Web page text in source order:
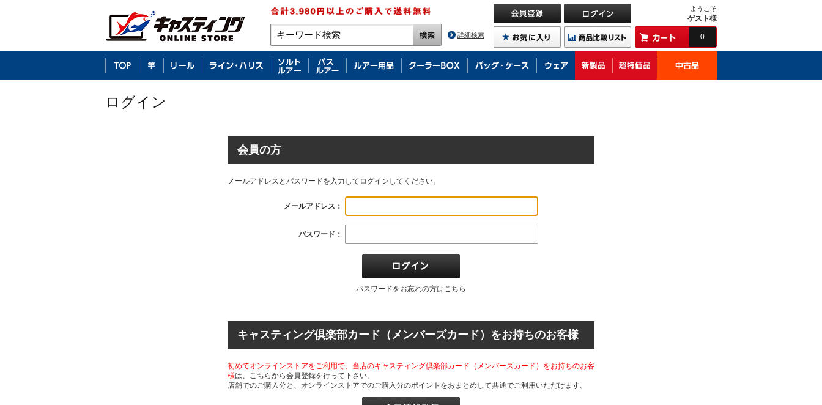
詳細検索
ようこそ
ゲスト様
0
ログイン
会員の方
メールアドレスとパスワードを入力してログインしてください。
メールアドレス：
パスワード：
パスワードをお忘れの方はこちら
キャスティング倶楽部カード（メンバーズカード）をお持ちのお客様
初めてオンラインストアをご利用で、当店のキャスティング倶楽部カード（メンバーズカード）をお持ちのお客
様は、こちらから会員登録を行って下さい。
店舗でのご購入分と、オンラインストアでのご購入分のポイントをおまとめして共通でご利用いただけます。